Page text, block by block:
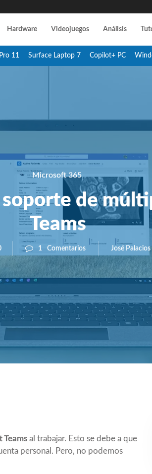
Hardware Videojuegos Análisis
11 Surface Laptop 7 Copilot+ PC
Microsoft 365
de
Teams
1 Comentarios José Palacios
Teams al trabajar. Esto se debe a que
personal. Pero, no podemos